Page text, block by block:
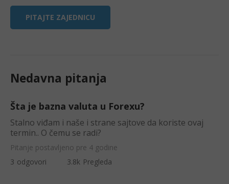
PITAJTE ZAJEDNICU
Nedavna pitanja
Šta je bazna valuta u Forexu?
Stalno viđam i naše i strane sajtove da koriste ovaj
termin.. O čemu se radi?
Pitanje postavljeno pre 4 godine
3 odgovori 3.8k Pregleda